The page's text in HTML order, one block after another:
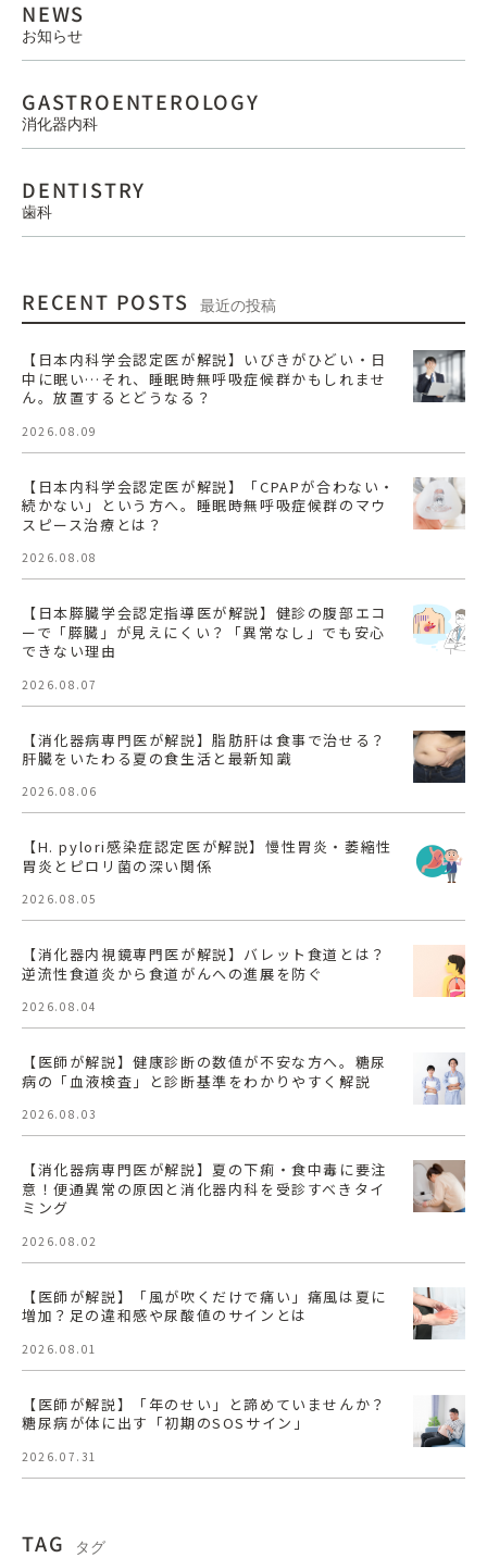
NEWS
お知らせ
GASTROENTEROLOGY
消化器内科
DENTISTRY
歯科
RECENT POSTS 最近の投稿
【日本内科学会認定医が解説】いびきがひどい・日
中に眠い…それ、睡眠時無呼吸症候群かもしれませ
ん。放置するとどうなる？
2026.08.09
【日本内科学会認定医が解説】「CPAPが合わない・
続かない」という方へ。睡眠時無呼吸症候群のマウ
スピース治療とは？
2026.08.08
【日本膵臓学会認定指導医が解説】健診の腹部エコ
ーで「膵臓」が見えにくい？「異常なし」でも安心
できない理由
2026.08.07
【消化器病専門医が解説】脂肪肝は食事で治せる？
肝臓をいたわる夏の食生活と最新知識
2026.08.06
【H. pylori感染症認定医が解説】慢性胃炎・萎縮性
胃炎とピロリ菌の深い関係
2026.08.05
【消化器内視鏡専門医が解説】バレット食道とは？
逆流性食道炎から食道がんへの進展を防ぐ
2026.08.04
【医師が解説】健康診断の数値が不安な方へ。糖尿
病の「血液検査」と診断基準をわかりやすく解説
2026.08.03
【消化器病専門医が解説】夏の下痢・食中毒に要注
意！便通異常の原因と消化器内科を受診すべきタイ
ミング
2026.08.02
【医師が解説】「風が吹くだけで痛い」痛風は夏に
増加？足の違和感や尿酸値のサインとは
2026.08.01
【医師が解説】「年のせい」と諦めていませんか？
糖尿病が体に出す「初期のSOSサイン」
2026.07.31
TAG タグ